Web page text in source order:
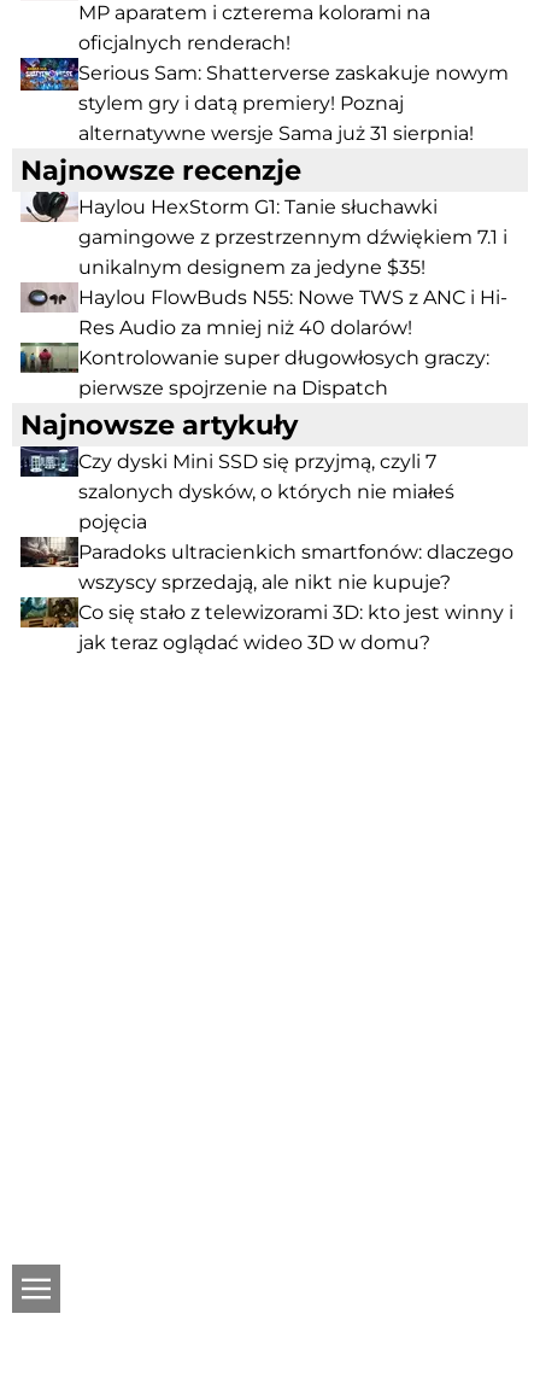
MP aparatem i czterema kolorami na
oficjalnych renderach!
Serious Sam: Shatterverse zaskakuje nowym
stylem gry i datą premiery! Poznaj
alternatywne wersje Sama już 31 sierpnia!
Najnowsze recenzje
Haylou HexStorm G1: Tanie słuchawki
gamingowe z przestrzennym dźwiękiem 7.1 i
unikalnym designem za jedyne $35!
Haylou FlowBuds N55: Nowe TWS z ANC i Hi-
Res Audio za mniej niż 40 dolarów!
Kontrolowanie super długowłosych graczy:
pierwsze spojrzenie na Dispatch
Najnowsze artykuły
Czy dyski Mini SSD się przyjmą, czyli 7
szalonych dysków, o których nie miałeś
pojęcia
Paradoks ultracienkich smartfonów: dlaczego
wszyscy sprzedają, ale nikt nie kupuje?
Co się stało z telewizorami 3D: kto jest winny i
jak teraz oglądać wideo 3D w domu?